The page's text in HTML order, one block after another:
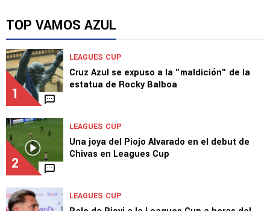
TOP VAMOS AZUL
1
LEAGUES CUP
Cruz Azul se expuso a la "maldición" de la
estatua de Rocky Balboa
2
LEAGUES CUP
Una joya del Piojo Alvarado en el debut de
Chivas en Leagues Cup
LEAGUES CUP